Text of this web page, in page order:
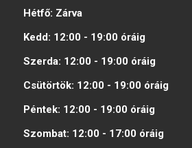
Hétfő: Zárva
Kedd: 12:00 - 19:00 óráig
Szerda: 12:00 - 19:00 óráig
Csütörtök: 12:00 - 19:00 óráig
Péntek: 12:00 - 19:00 óráig
Szombat: 12:00 - 17:00 óráig